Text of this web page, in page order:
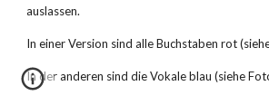
auslassen.
In einer Version sind alle Buchstaben rot
In der anderen sind die Vokale blau (siehe